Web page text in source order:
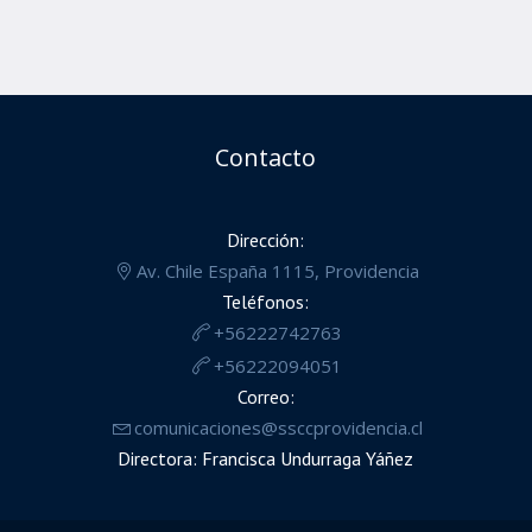
Contacto
Dirección:
Av. Chile España 1115, Providencia
Teléfonos:
+56222742763
+56222094051
Correo:
comunicaciones@ssccprovidencia.cl
Directora: Francisca Undurraga Yáñez